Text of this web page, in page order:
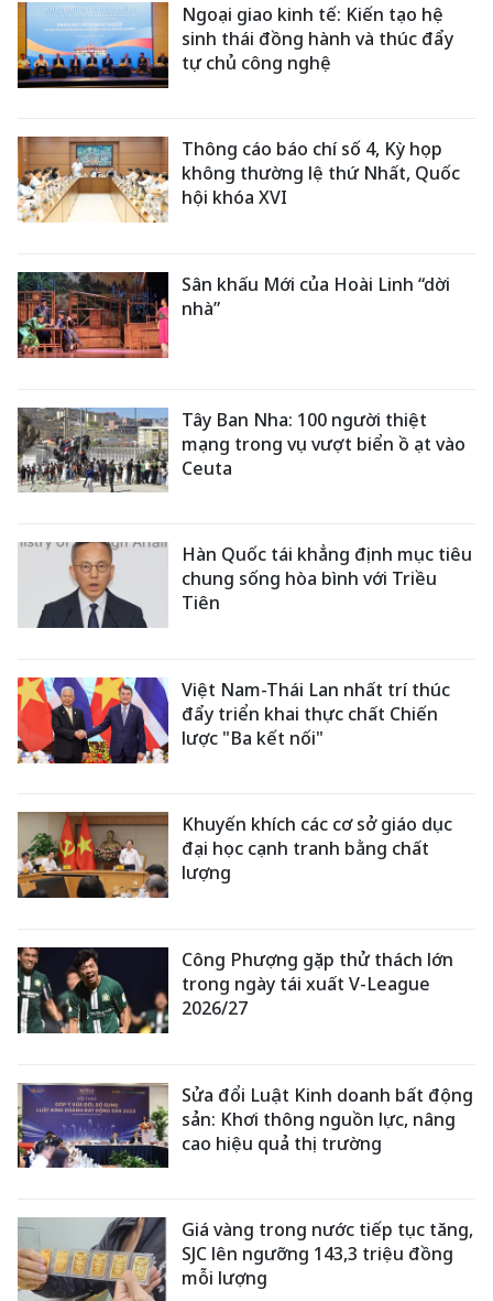
Ngoại giao kinh tế: Kiến tạo hệ
sinh thái đồng hành và thúc đẩy
tự chủ công nghệ
Thông cáo báo chí số 4, Kỳ họp
không thường lệ thứ Nhất, Quốc
hội khóa XVI
Sân khấu Mới của Hoài Linh “dời
nhà”
Tây Ban Nha: 100 người thiệt
mạng trong vụ vượt biển ồ ạt vào
Ceuta
Hàn Quốc tái khẳng định mục tiêu
chung sống hòa bình với Triều
Tiên
Việt Nam-Thái Lan nhất trí thúc
đẩy triển khai thực chất Chiến
lược "Ba kết nối"
Khuyến khích các cơ sở giáo dục
đại học cạnh tranh bằng chất
lượng
Công Phượng gặp thử thách lớn
trong ngày tái xuất V-League
2026/27
Sửa đổi Luật Kinh doanh bất động
sản: Khơi thông nguồn lực, nâng
cao hiệu quả thị trường
Giá vàng trong nước tiếp tục tăng,
SJC lên ngưỡng 143,3 triệu đồng
mỗi lượng